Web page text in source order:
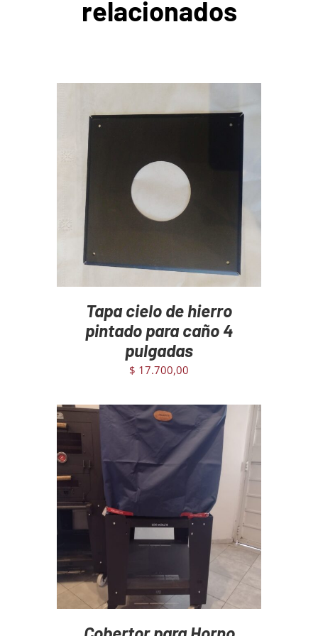
relacionados
AGREGAR AL CARRITO /
Tapa cielo de hierro
pintado para caño 4
pulgadas
$ 17.700,00
AGREGAR AL CARRITO / DETAILS